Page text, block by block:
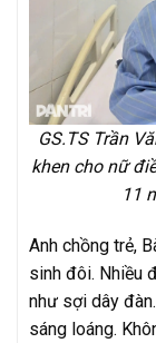
GS.TS Trần
khen cho nữ
11
Anh chồng trẻ,
sinh đôi. Nhiều
như sợi dây
sáng loáng.